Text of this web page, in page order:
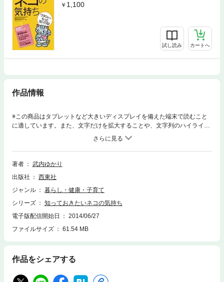
1,100
試し読み カートへ
作品情報
※この商品はタブレットなど大きいディスプレイを備えた端末で読むこと
に適しています。また、文字だけを拡大することや、文字列のハイライ
ト、検索、辞書の参照、引用などの機能が使用できません。「ネコは一日
何時間寝ているの？」「ネコは家につくというけれど､ひとにはなつかな
いの？」「ふらりとお出かけ。外で何をしているの？」といった素朴な疑
問から､ネコの生態や人とのつながりを教えます。ネコを飼っている人は
電子書籍は同じ書名の出版物を底本とし電子書籍化したものです。※本文
に記載されている内容は、印刷出版当時の情報に基づき作成されたもので
を含んでいる場合があります。また、印刷出版とは異なる表記・表現の場
合があります。株式会社西東社／seitosha
著者
武内ゆかり
出版社
西東社
ジャンル
暮らし・健康・子育て
シリーズ
知っておきたいネコの気持ち
電子版配信開始日
2014/06/27
ファイルサイズ
61.54 MB
作品をシェアする